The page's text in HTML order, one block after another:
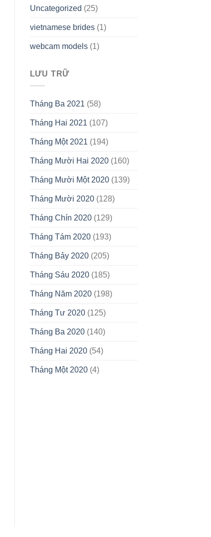
Uncategorized (25)
vietnamese brides(1)
webcam models(1)
LƯU TRỮ
Tháng Ba 2021 (58)
Tháng Hai 2021 (107)
Tháng Một 2021 (194)
Tháng Mười Hai 2020(160)
Tháng Mười Một 2020(139)
Tháng Mười 2020(128)
Tháng Chín 2020(129)
Tháng Tám 2020(193)
Tháng Bảy 2020(205)
Tháng Sáu 2020(185)
Tháng Năm 2020(198)
Tháng Tư 2020(125)
Tháng Ba 2020(140)
Tháng Hai 2020(54)
Tháng Một 2020(4)